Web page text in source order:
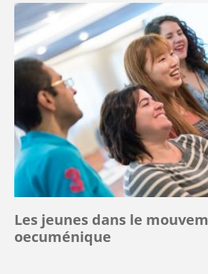
Les jeunes dans le
oecuménique